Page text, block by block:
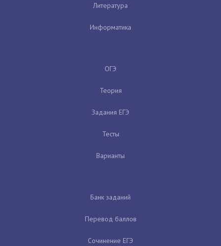
Литература
Информатика
ОГЭ
Теория
Задания ЕГЭ
Тесты
Варианты
Банк заданий
Перевод баллов
Сочинение ЕГЭ